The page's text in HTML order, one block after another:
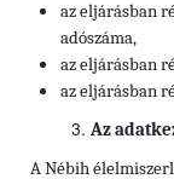
az eljárásban
adószáma,
az eljárásban
az eljárásban
Az
A Nébih